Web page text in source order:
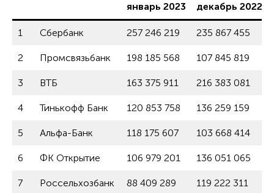
январь 2023
декабрь 2022
1 Сбербанк 257 246 219 235 867 455
2 Промсвязьбанк 198 185 568 107 845 819
3 ВТБ 163 375 911 216 383 081
4 Тинькофф Банк 120 853 758 136 259 159
5 Альфа-Банк 118 175 607 103 668 414
6 ФК Открытие 106 979 201 136 051 065
7 Россельхозбанк 88 409 289 119 222 311